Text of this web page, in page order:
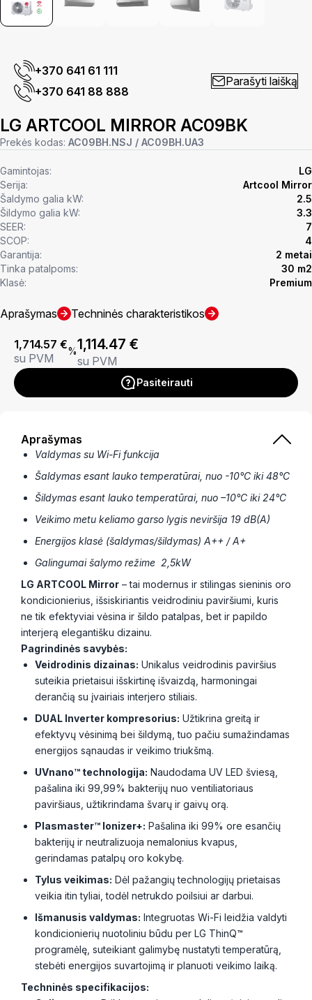
+370 641 61 111
+370 641 88 888
Parašyti laišką
LG ARTCOOL MIRROR AC09BK
Prekės kodas: AC09BH.NSJ / AC09BH.UA3
Gamintojas:
LG
Serija:
Artcool Mirror
Šaldymo galia kW:
2.5
Šildymo galia kW:
3.3
SEER:
7
SCOP:
4
Garantija:
2 metai
Tinka patalpoms:
30 m2
Klasė:
Premium
Aprašymas Techninės charakteristikos
1,714.57 €
su PVM
%1,114.47 €
su PVM
Pasiteirauti
Aprašymas
Valdymas su Wi-Fi funkcija
Šaldymas esant lauko temperatūrai, nuo -10°C iki 48°C
Šildymas esant lauko temperatūrai, nuo –10°C iki 24°C
Veikimo metu keliamo garso lygis neviršija 19 dB(A)
Energijos klasė (šaldymas/šildymas) A++ / A+
Galingumaišalymo režime 2,5kW
LG ARTCOOL Mirror – tai modernus ir stilingas sieninis oro
kondicionierius, išsiskiriantis veidrodiniu paviršiumi, kuris
ne tik efektyviai vėsina ir šildo patalpas, bet ir papildo
interjerą elegantišku dizainu.
Pagrindinės savybės:
Veidrodinis dizainas: Unikalus veidrodinis paviršius
suteikia prietaisui išskirtinę išvaizdą, harmoningai
derančią su įvairiais interjero stiliais.
DUAL Inverter kompresorius: Užtikrina greitą ir
efektyvų vėsinimą bei šildymą, tuo pačiu sumažindamas
energijos sąnaudas ir veikimo triukšmą.
UVnano™ technologija: Naudodama UV LED šviesą,
pašalina iki 99,99% bakterijų nuo ventiliatoriaus
paviršiaus, užtikrindama švarų ir gaivų orą.
Plasmaster™ Ionizer+: Pašalina iki 99% ore esančių
bakterijų ir neutralizuoja nemalonius kvapus,
gerindamas patalpų oro kokybę.
Tylus veikimas: Dėl pažangių technologijų prietaisas
veikia itin tyliai, todėl netrukdo poilsiui ar darbui.
Išmanusis valdymas: Integruotas Wi-Fi leidžia valdyti
kondicionierių nuotoliniu būdu per LG ThinQ™
programėlę, suteikiant galimybę nustatyti temperatūrą,
stebėti energijos suvartojimą ir planuoti veikimo laiką.
Techninės specifikacijos: